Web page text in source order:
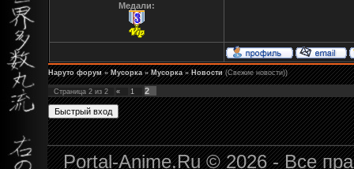
Медали:
Наруто форум » Мусорка » Мусорка » Новости (Свежие новости))
Страница 2 из 2 « 1 2
Portal-Anime.Ru © 2026 - Все